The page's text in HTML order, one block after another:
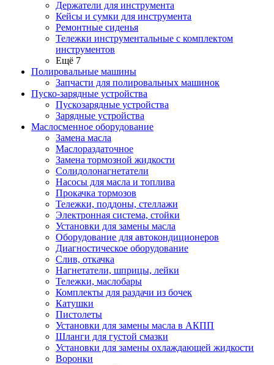
Держатели для инструмента
Кейсы и сумки для инструмента
Ремонтные сиденья
Тележки инструментальные с комплектом
инструментов
Ещё 7
Полировальные машины
Запчасти для полировальных машинок
Пуско-зарядные устройства
Пускозарядные устройства
Зарядные устройства
Маслосменное оборудование
Замена масла
Маслораздаточное
Замена тормозной жидкости
Солидолонагнетатели
Насосы для масла и топлива
Прокачка тормозов
Тележки, поддоны, стеллажи
Электронная система, стойки
Установки для замены масла
Оборудование для автокондиционеров
Диагностическое оборудование
Слив, откачка
Нагнетатели, шприцы, лейки
Тележки, маслобары
Комплекты для раздачи из бочек
Катушки
Пистолеты
Установки для замены масла в АКПП
Шланги для густой смазки
Установки для замены охлаждающей жидкости
Воронки